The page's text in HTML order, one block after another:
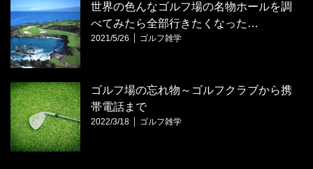
世界の色んなゴルフ場の名物ホールを調
べてみたら全部行きたくなった…
2021/5/26 ゴルフ雑学
ゴルフ場の忘れ物～ゴルフクラブから携
帯電話まで
2022/3/18 ゴルフ雑学